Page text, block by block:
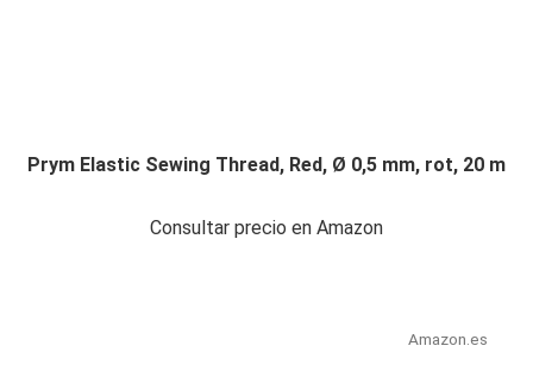
Prym Elastic Sewing Thread, Red, Ø 0,5 mm, rot, 20 m
Consultar precio en Amazon
Amazon.es